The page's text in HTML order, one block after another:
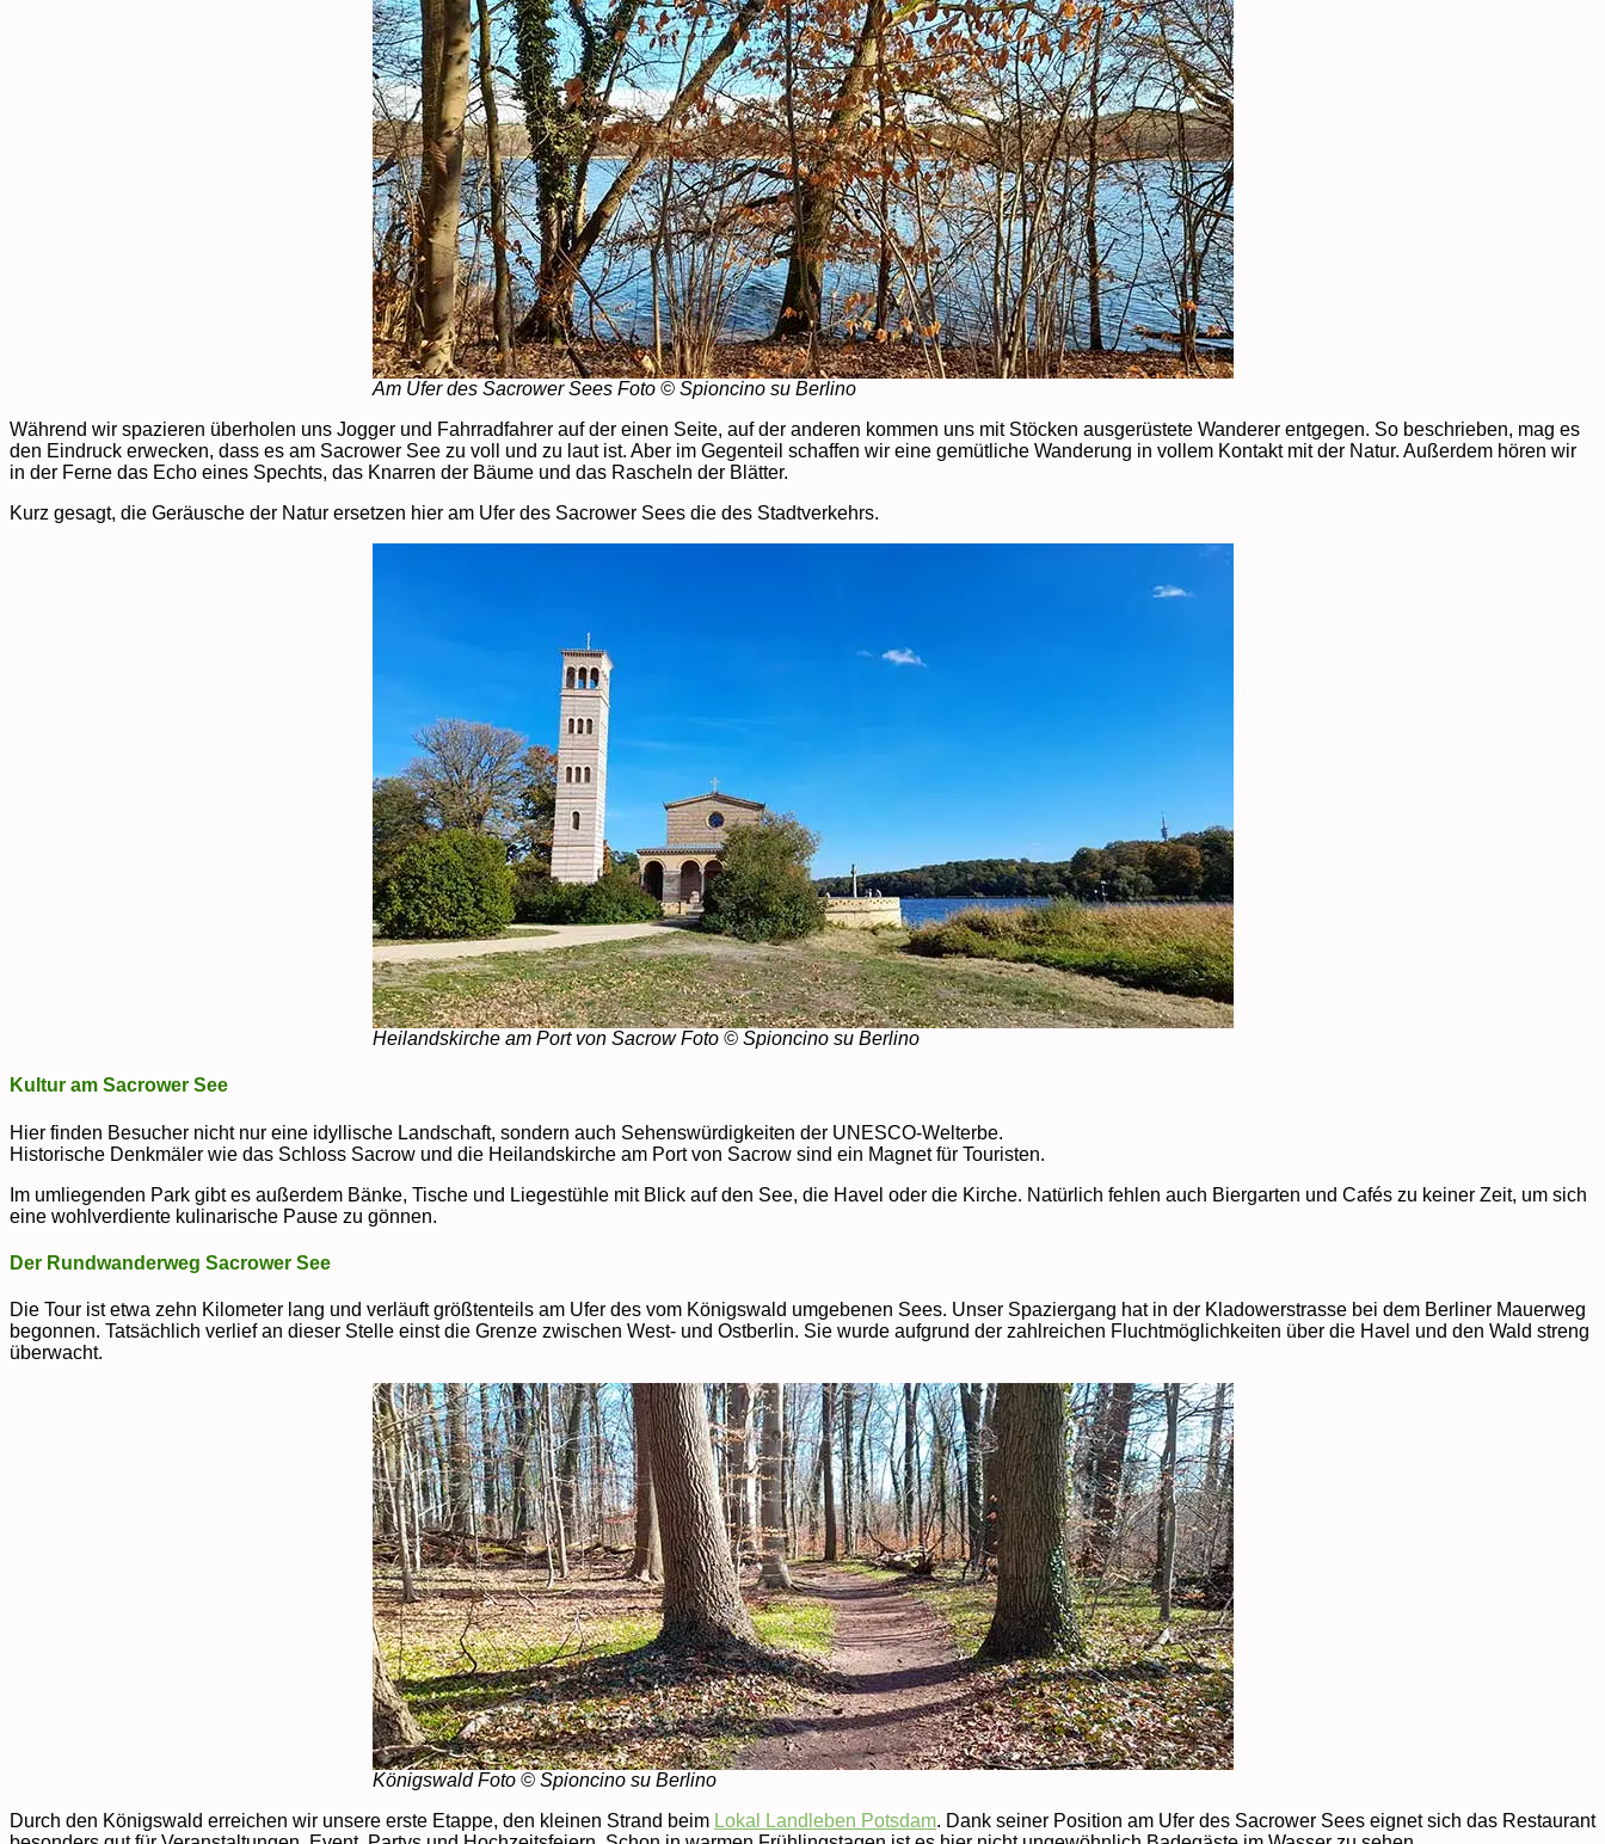
Am Ufer des Sacrower Sees Foto © Spioncino su Berlino
Während wir spazieren überholen uns Jogger und Fahrradfahrer auf der einen Seite, auf der anderen kommen uns mit Stöcken ausgerüstete Wanderer entgegen. So beschrieben, mag es
den Eindruck erwecken, dass es am Sacrower See zu voll und zu laut ist. Aber im Gegenteil schaffen wir eine gemütliche Wanderung in vollem Kontakt mit der Natur. Außerdem hören wir
in der Ferne das Echo eines Spechts, das Knarren der Bäume und das Rascheln der Blätter.
Kurz gesagt, die Geräusche der Natur ersetzen hier am Ufer des Sacrower Sees die des Stadtverkehrs.
Heilandskirche am Port von Sacrow Foto © Spioncino su Berlino
Kultur am Sacrower See
Hier finden Besucher nicht nur eine idyllische Landschaft, sondern auch Sehenswürdigkeiten der UNESCO-Welterbe.
Historische Denkmäler wie das Schloss Sacrow und die Heilandskirche am Port von Sacrow sind ein Magnet für Touristen.
Im umliegenden Park gibt es außerdem Bänke, Tische und Liegestühle mit Blick auf den See, die Havel oder die Kirche. Natürlich fehlen auch Biergarten und Cafés zu keiner Zeit, um sich
eine wohlverdiente kulinarische Pause zu gönnen.
Der Rundwanderweg Sacrower See
Die Tour ist etwa zehn Kilometer lang und verläuft größtenteils am Ufer des vom Königswald umgebenen Sees. Unser Spaziergang hat in der Kladowerstrasse bei dem Berliner Mauerweg
begonnen. Tatsächlich verlief an dieser Stelle einst die Grenze zwischen West- und Ostberlin. Sie wurde aufgrund der zahlreichen Fluchtmöglichkeiten über die Havel und den Wald streng
überwacht.
Königswald Foto © Spioncino su Berlino
Durch den Königswald erreichen wir unsere erste Etappe, den kleinen Strand beim Lokal Landleben Potsdam. Dank seiner Position am Ufer des Sacrower Sees eignet sich das Restaurant